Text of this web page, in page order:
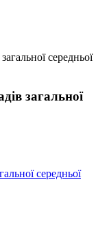
середньої
загальної
середньої